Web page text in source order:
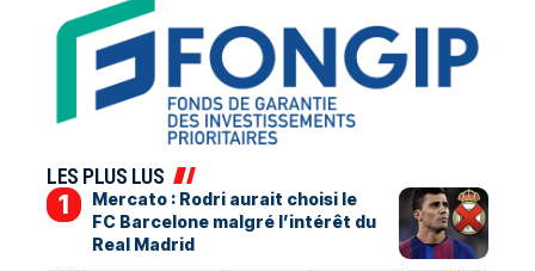
LES PLUS LUS
Mercato : Rodri aurait choisi le
FC Barcelone malgré l’intérêt du
Real Madrid